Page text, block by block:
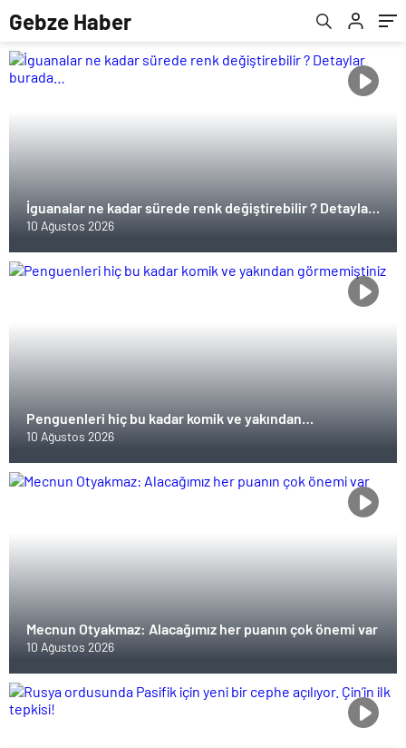
Gebze Haber
İguanalar ne kadar sürede renk değiştirebilir ? Detaylar
burada…
10 Ağustos 2026
Penguenleri hiç bu kadar komik ve yakından
görmemiştiniz
10 Ağustos 2026
Mecnun Otyakmaz: Alacağımız her puanın çok önemi var
10 Ağustos 2026